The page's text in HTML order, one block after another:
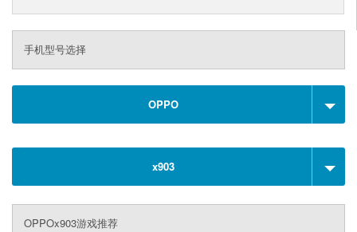
手机型号选择
OPPO
x903
OPPOx903游戏推荐